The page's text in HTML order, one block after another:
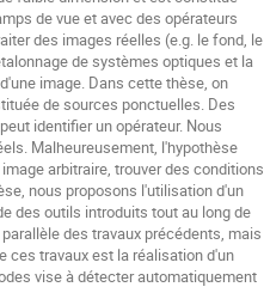
de vue et avec des opérateurs
des images réelles (e.g. le fond, le
de systèmes optiques et la
image. Dans cette thèse, on
de sources ponctuelles. Des
identifier un opérateur. Nous
Malheureusement, l'hypothèse
arbitraire, trouver des conditions
nous proposons l'utilisation d'un
des outils introduits tout au long de
des travaux précédents, mais
ces travaux est la réalisation d'un
vise à détecter automatiquement